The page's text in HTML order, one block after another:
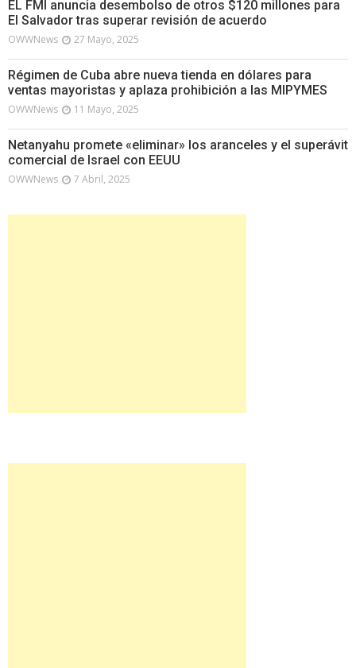
EL FMI anuncia desembolso de otros $120 millones para
El Salvador tras superar revisión de acuerdo
OWWNews 27 Mayo, 2025
Régimen de Cuba abre nueva tienda en dólares para
ventas mayoristas y aplaza prohibición a las MIPYMES
OWWNews 11 Mayo, 2025
Netanyahu promete «eliminar» los aranceles y el superávit
comercial de Israel con EEUU
OWWNews 7 Abril, 2025